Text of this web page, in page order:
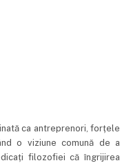
ca antreprenori, forțele
o viziune comună de a
filozofiei că îngrijirea